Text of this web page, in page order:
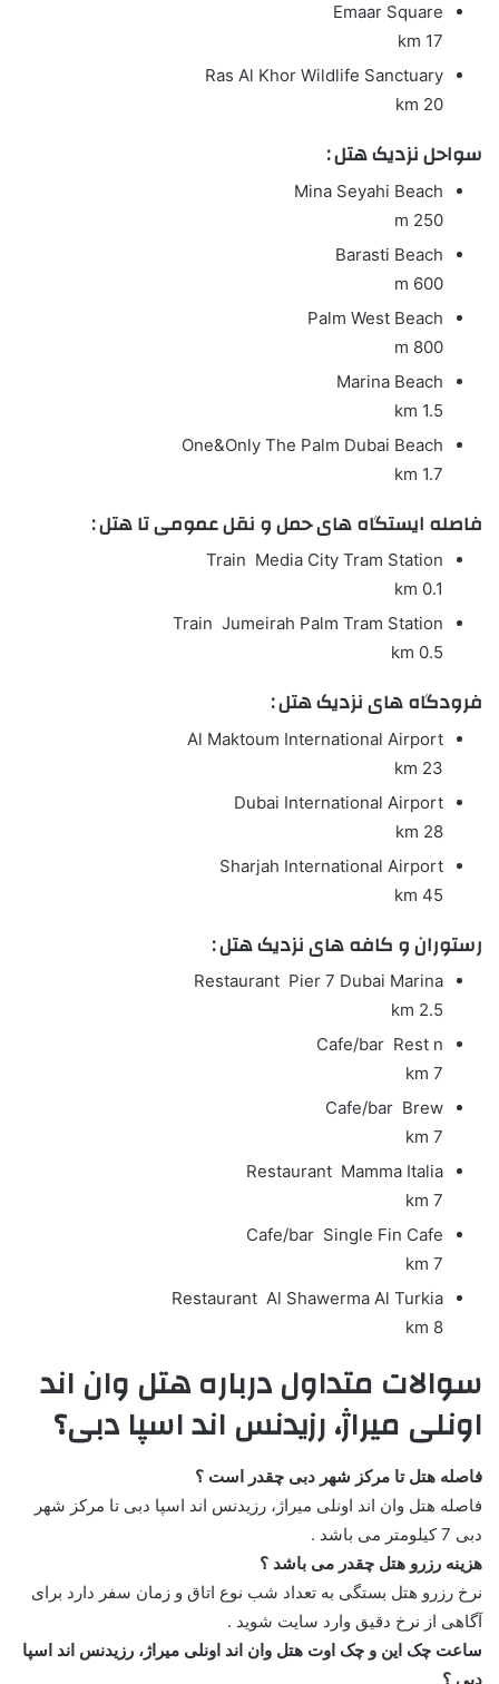
Emaar Square
17 km
Ras Al Khor Wildlife Sanctuary
20 km
سواحل نزدیک هتل :
Mina Seyahi Beach
250 m
Barasti Beach
600 m
Palm West Beach
800 m
Marina Beach
1.5 km
One&Only The Palm Dubai Beach
1.7 km
فاصله ایستگاه های حمل و نقل عمومی تا هتل :
Train Media City Tram Station
0.1 km
Train Jumeirah Palm Tram Station
0.5 km
فرودگاه های نزدیک هتل :
Al Maktoum International Airport
23 km
Dubai International Airport
28 km
Sharjah International Airport
45 km
رستوران و کافه های نزدیک هتل :
Restaurant Pier 7 Dubai Marina
2.5 km
Cafe/bar Rest n
7 km
Cafe/bar Brew
7 km
Restaurant Mamma Italia
7 km
Cafe/bar Single Fin Cafe
7 km
Restaurant Al Shawerma Al Turkia
8 km
سوالات متداول درباره هتل وان اند
اونلی میراژ، رزیدنس اند اسپا دبی؟
فاصله هتل تا مرکز شهر دبی چقدر است ؟
فاصله هتل وان اند اونلی میراژ، رزیدنس اند اسپا دبی تا مرکز شهر
دبی 7 کیلومتر می باشد .
هزینه رزرو هتل چقدر می باشد ؟
نرخ رزرو هتل بستگی به تعداد شب نوع اتاق و زمان سفر دارد برای
آگاهی از نرخ دقیق وارد سایت شوید .
ساعت چک این و چک اوت هتل وان اند اونلی میراژ، رزیدنس اند اسپا
دبی ؟